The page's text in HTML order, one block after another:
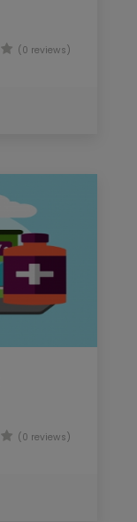
(0 reviews)
(0 reviews)